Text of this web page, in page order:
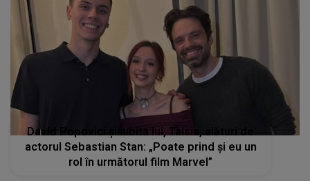
David Popovici și iubita lui, Taisia, alături de
actorul Sebastian Stan: „Poate prind şi eu un
rol în următorul film Marvel”